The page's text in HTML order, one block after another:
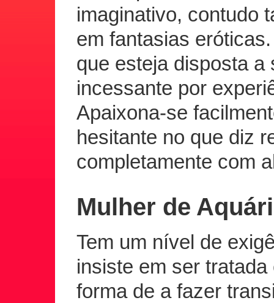
imaginativo, contudo
em fantasias
que esteja disposta
incessante por
Apaixona-se
hesitante no que diz
completamente com
Mulher de
Tem um nível de
insiste em ser
forma de a fazer